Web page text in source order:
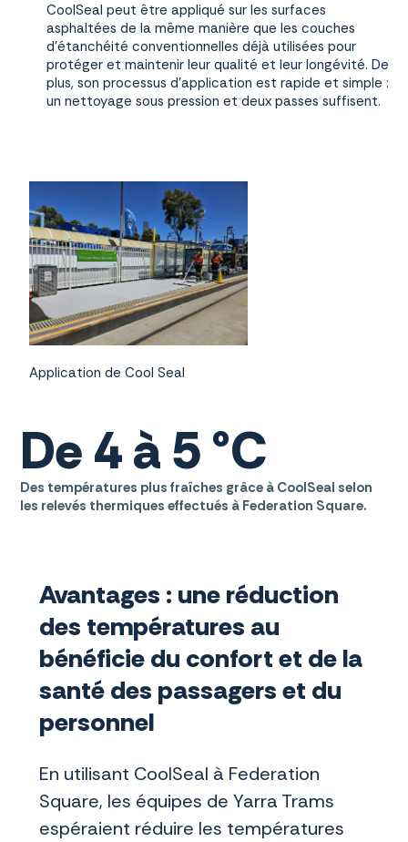
CoolSeal peut être appliqué sur les surfaces
asphaltées de la même manière que les couches
d'étanchéité conventionnelles déjà utilisées pour
protéger et maintenir leur qualité et leur longévité. De
plus, son processus d'application est rapide et simple :
un nettoyage sous pression et deux passes suffisent.
Application de Cool Seal
De 4 à 5 °C
Des températures plus fraîches grâce à CoolSeal selon
les relevés thermiques effectués à Federation Square.
Avantages : une réduction
des températures au
bénéficie du confort et de la
santé des passagers et du
personnel
En utilisant CoolSeal à Federation
Square, les équipes de Yarra Trams
espéraient réduire les températures